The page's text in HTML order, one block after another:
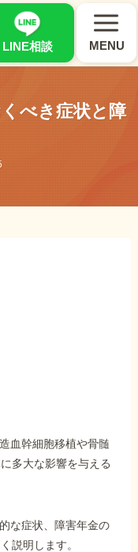
LINE相談 MENU
×
型
べき症状と障
血幹細胞移植や骨髄
多大な影響を与える
な症状、障害年金の
説明します。